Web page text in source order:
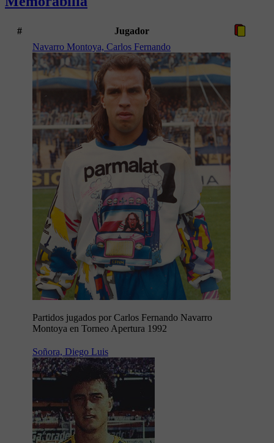
#
Jugador
Navarro Montoya, Carlos Fernando
Partidos jugados por Carlos Fernando Navarro
Montoya en Torneo Apertura 1992
Soñora, Diego Luis